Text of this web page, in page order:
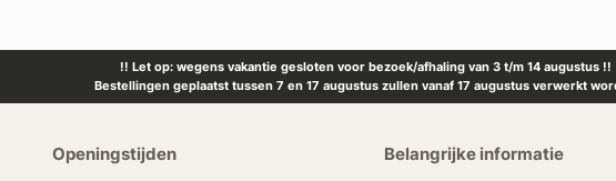
!! Let op: wegens vakantie gesloten voor bezoek/afhaling van 3 t/m 14 augustus !!
Bestellingen geplaatst tussen 7 en 17 augustus zullen vanaf 17 augustus verwerkt
Openingstijden Belangrijke informatie